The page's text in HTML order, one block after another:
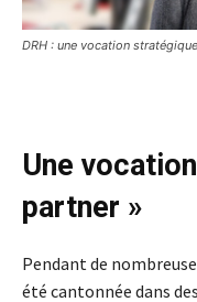
DRH : une vocation stratégique
Une
partner »
Pendant de
été cantonnée dans